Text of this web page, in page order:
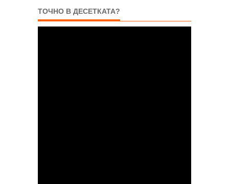
ТОЧНО В ДЕСЕТКАТА?